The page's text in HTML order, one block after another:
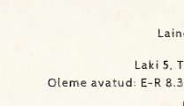
Laki 5,
Oleme avatud: E-R